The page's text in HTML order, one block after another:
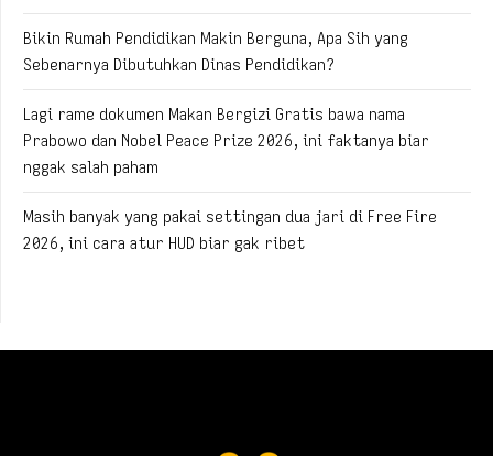
Bikin Rumah Pendidikan Makin Berguna, Apa Sih yang
Sebenarnya Dibutuhkan Dinas Pendidikan?
Lagi rame dokumen Makan Bergizi Gratis bawa nama
Prabowo dan Nobel Peace Prize 2026, ini faktanya biar
nggak salah paham
Masih banyak yang pakai settingan dua jari di Free Fire
2026, ini cara atur HUD biar gak ribet